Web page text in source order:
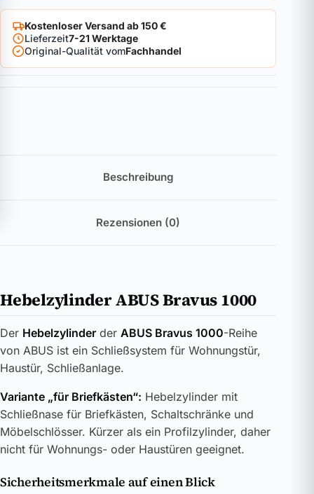
Kostenloser Versand ab 150 €
Lieferzeit7-21 Werktage
Original-Qualität vomFachhandel
Beschreibung
Rezensionen (0)
Hebelzylinder ABUS Bravus 1000
Der Hebelzylinder der ABUS Bravus 1000-Reihe
von ABUS ist ein Schließsystem für Wohnungstür,
Haustür, Schließanlage.
Variante „für Briefkästen“: Hebelzylinder mit
Schließnase für Briefkästen, Schaltschränke und
Möbelschlösser. Kürzer als ein Profilzylinder, daher
nicht für Wohnungs- oder Haustüren geeignet.
Sicherheitsmerkmale auf einen Blick